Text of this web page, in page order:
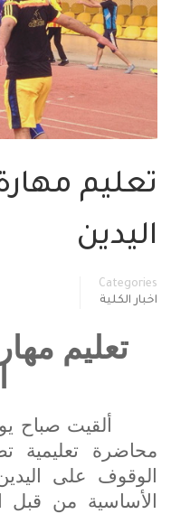
تعليم
اليدين
Categories
اخبار الكلية
تعليم
محاضرة تعليمية
الوقوف على
الأساسية من قبل